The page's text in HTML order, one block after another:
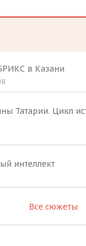
в Казани
Татарии. Цикл
интеллект
Все сюжеты